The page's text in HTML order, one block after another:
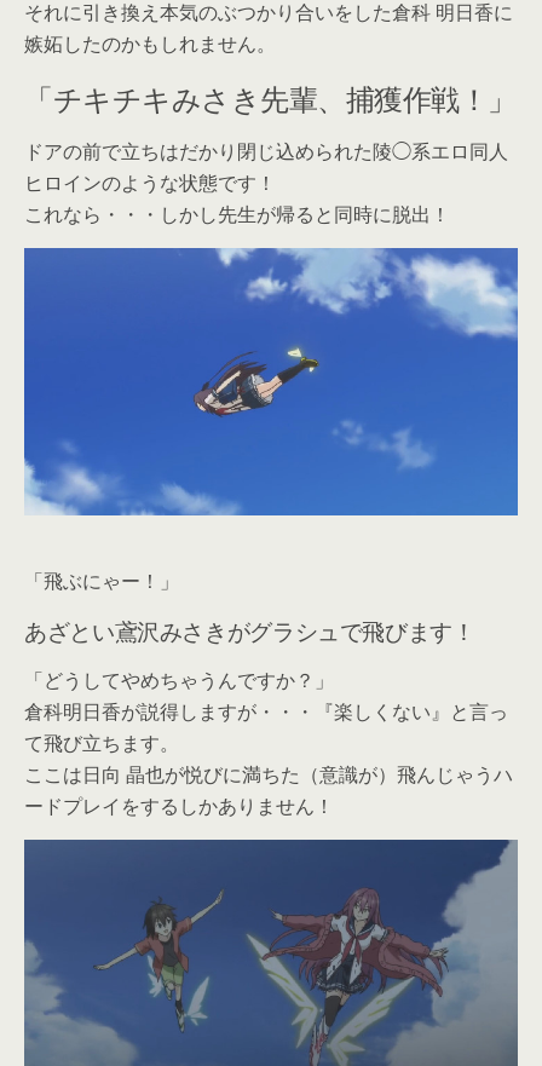
それに引き換え本気のぶつかり合いをした倉科 明日香に
嫉妬したのかもしれません。
「チキチキみさき先輩、捕獲作戦！」
ドアの前で立ちはだかり閉じ込められた陵◯系エロ同人
ヒロインのような状態です！
これなら・・・しかし先生が帰ると同時に脱出！
「飛ぶにゃー！」
あざとい鳶沢みさきがグラシュで飛びます！
「どうしてやめちゃうんですか？」
倉科明日香が説得しますが・・・『楽しくない』と言っ
て飛び立ちます。
ここは日向 晶也が悦びに満ちた（意識が）飛んじゃうハ
ードプレイをするしかありません！